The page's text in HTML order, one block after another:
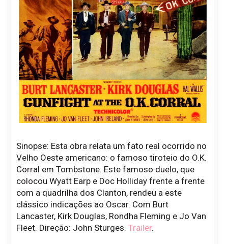
Sinopse: Esta obra relata um fato real ocorrido no
Velho Oeste americano: o famoso tiroteio do O.K.
Corral em Tombstone. Este famoso duelo, que
colocou Wyatt Earp e Doc Holliday frente a frente
com a quadrilha dos Clanton, rendeu a este
clássico indicações ao Oscar. Com Burt
Lancaster, Kirk Douglas, Rondha Fleming e Jo Van
Fleet. Direção: John Sturges. Trailer.